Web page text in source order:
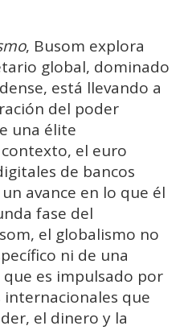
, Busom explora
global, dominado
está llevando a
del poder
una élite
el euro
de bancos
avance en lo que él
fase del
el globalismo no
ni de una
es impulsado por
que
el dinero y la